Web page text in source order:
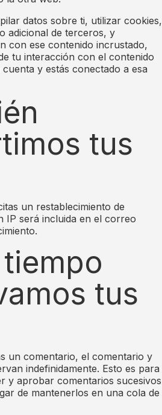
datos sobre ti, utilizar cookies,
adicional de terceros, y
con ese contenido incrustado,
tu interacción con el contenido
y estás conectado a esa
tus
un restablecimiento de
IP será incluida en el correo
tus
un comentario, el comentario y
indefinidamente. Esto es para
y aprobar comentarios sucesivos
de mantenerlos en una cola de